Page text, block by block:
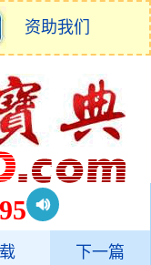
资助我们
95
载 下一篇